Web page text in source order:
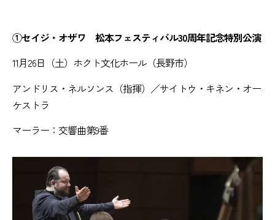
①セイジ・オザワ 松本フェスティバル30周年記念特別公演
11月26日（土）ホクト文化ホール（長野市）
アンドリス・ネルソンス（指揮）／サイトウ・キネン・オー
ケストラ
マーラー：交響曲第9番